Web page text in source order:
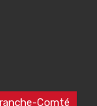
Comté